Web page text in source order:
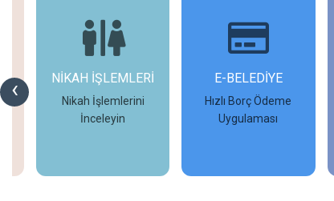
‹ E-BELEDİYE
Hızlı Borç Ödeme
Uygulaması
D-İMAR
İmar Başvurularınızı
Tamamlayın